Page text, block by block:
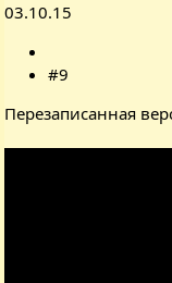
03.10.15
#9
Перезаписанная